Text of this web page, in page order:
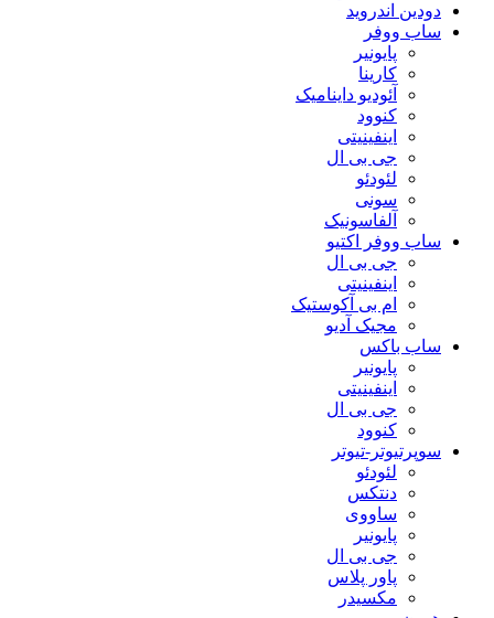
دودین اندروید
ساب ووفر
پایونیر
کارینا
آئودیو داینامیک
کنوود
اینفینیتی
جی بی ال
لئودئو
سونی
آلفاسونیک
ساب ووفر اکتیو
جی بی ال
اینفینیتی
ام بی آکوستیک
مجیک آدیو
ساب باکس
پایونیر
اینفینیتی
جی بی ال
کنوود
سوپرتیوتر-تیوتر
لئودئو
دنتکس
ساووی
پایونیر
جی بی ال
پاور پلاس
مکسیدر